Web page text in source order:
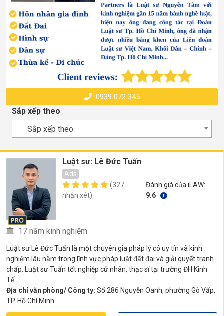
0939 072 345
Sắp xếp theo
Sắp xếp theo
Luật sư: Lê Đức Tuấn
Ads
(327
nhận xét)
Đánh giá của iLAW:
9.6
17 năm kinh nghiệm
Luật sư Lê Đức Tuấn là một chuyên gia pháp lý có uy tín và kinh
nghiệm lâu năm trong lĩnh vực pháp luật đất đai và giải quyết tranh
chấp. Luật sư Tuấn tốt nghiệp cử nhân, thạc sĩ tại trường ĐH Kinh
Tế...
Địa chỉ văn phòng/ Công ty: Số 286 Nguyễn Oanh, phường Gò Vấp,
TP. Hồ Chí Minh